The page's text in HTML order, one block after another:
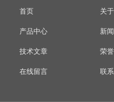
首页 关
产品中心 新
技术文章 荣
在线留言 联